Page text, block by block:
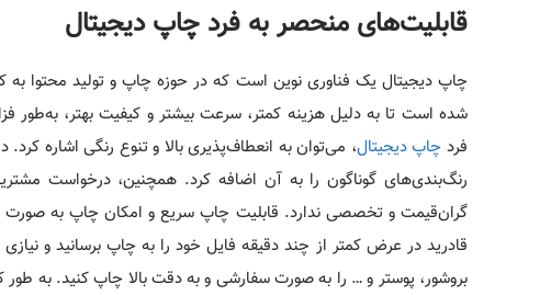
قابلیت‌های منحصر به فرد چاپ دیجیتال
چاپ دیجیتال یک فناوری نوین است که در حوزه چاپ و تولید محتوا
شده است تا به دلیل هزینه کمتر، سرعت بیشتر و کیفیت بهتر، به‌طور
فرد چاپ دیجیتال، می‌توان به انعطاف‌پذیری بالا و تنوع رنگی اشاره
رنگ‌بندی‌های گوناگون را به آن اضافه کرد. همچنین، درخواست
گران‌قیمت و تخصصی ندارد. قابلیت چاپ سریع و امکان چاپ به صورت
قادرید در عرض کمتر از چند دقیقه فایل خود را به چاپ برسانید و
بروشور، پوستر و … را به صورت سفارشی و به دقت بالا چاپ کنید. به طور